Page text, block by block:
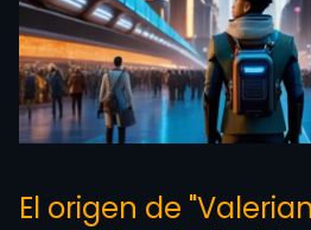
El origen de